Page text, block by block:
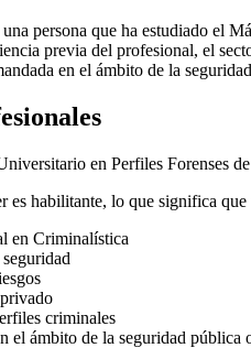
persona que ha estudiado el
previa del profesional, el
en el ámbito de la
en Perfiles Forenses
es habilitante, lo que significa
en Criminalística
criminales
el ámbito de la seguridad pública